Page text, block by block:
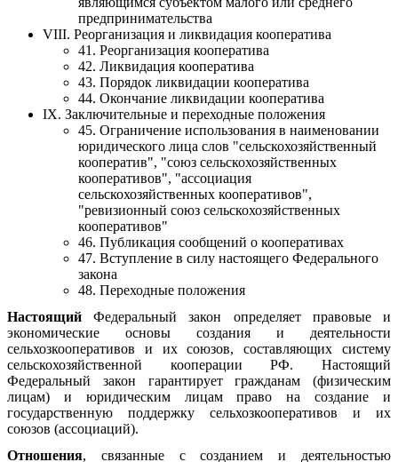
предпринимательства
VIII. Реорганизация и ликвидация кооператива
41. Реорганизация кооператива
42. Ликвидация кооператива
43. Порядок ликвидации кооператива
44. Окончание ликвидации кооператива
IX. Заключительные и переходные положения
45. Ограничение использования в наименовании
юридического лица слов "сельскохозяйственный
кооператив", "союз сельскохозяйственных
кооперативов", "ассоциация
сельскохозяйственных кооперативов",
"ревизионный союз сельскохозяйственных
кооперативов"
46. Публикация сообщений о кооперативах
47. Вступление в силу настоящего Федерального
закона
48. Переходные положения
Настоящий Федеральный закон определяет правовые и
экономические основы создания и деятельности
сельхозкооперативов и их союзов, составляющих систему
сельскохозяйственной кооперации РФ. Настоящий
Федеральный закон гарантирует гражданам (физическим
лицам) и юридическим лицам право на создание и
государственную поддержку сельхозкооперативов и их
союзов (ассоциаций).
Отношения, связанные с созданием и деятельностью